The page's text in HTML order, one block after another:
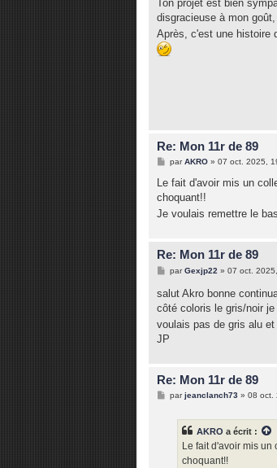
a
e
Ton projet est bien
disgracieuse à mon
Après, c'est une histoire
Re: Mon 11r de 89
M
s
a
e
parAKRO» 07 oct. 2025,
Le fait d'avoir mis un
choquant!!
Je voulais remettre le
Re: Mon 11r de 89
M
s
s
a
e
parGexjp22 » 07 oct.
salut Akro bonne
côté coloris le gris/noir
voulais pas de gris alu
JP
Re: Mon 11r de 89
Mparjeanclanch73» 08 oct.
AKRO a écrit :
Le fait d'avoir mis
choquant!!